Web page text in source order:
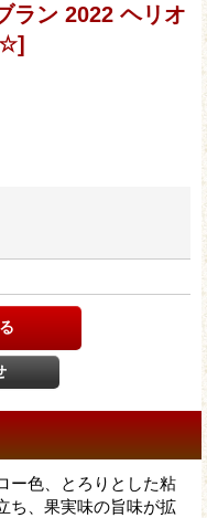
ラン 2022 ヘリオ
ー色、とろりとした粘
ち、果実味の旨味が拡